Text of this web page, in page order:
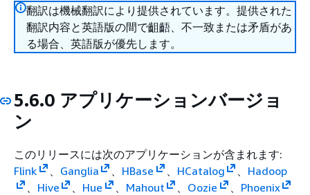
翻訳は機械翻訳により提供されています。提供された
翻訳内容と英語版の間で齟齬、不一致または矛盾があ
る場合、英語版が優先します。
5.6.0 アプリケーションバージョ
ン
このリリースには次のアプリケーションが含まれます:
Flink
Ganglia HBase HCatalog
Hadoop
Hive Hue Mahout Oozie
Phoenix